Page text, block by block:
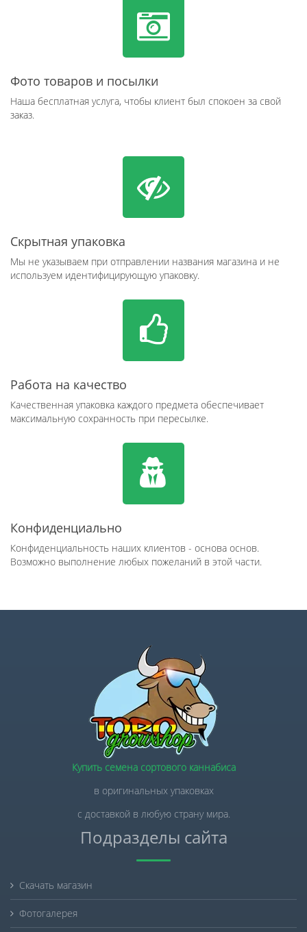
Фото товаров и посылки
Наша бесплатная услуга, чтобы клиент был спокоен за свой
заказ.
Скрытная упаковка
Мы не указываем при отправлении названия магазина и не
используем идентифицирующую упаковку.
Работа на качество
Качественная упаковка каждого предмета обеспечивает
максимальную сохранность при пересылке.
Конфиденциально
Конфиденциальность наших клиентов - основа основ.
Возможно выполнение любых пожеланий в этой части.
Купить семена сортового каннабиса
в оригинальных упаковках
с доставкой в любую страну мира.
Подразделы сайта
Скачать магазин
Фотогалерея